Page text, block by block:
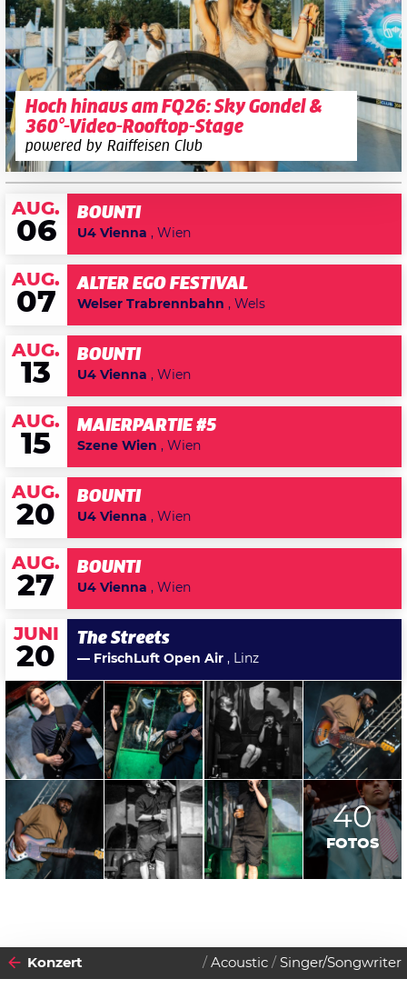
Hoch hinaus am FQ26: Sky Gondel &
360°-Video-Rooftop-Stage
powered by Raiffeisen Club
AUG.
06
BOUNTI
U4 Vienna , Wien
AUG.
07
ALTER EGO FESTIVAL
Welser Trabrennbahn , Wels
AUG.
13
BOUNTI
U4 Vienna , Wien
AUG.
15
MAIERPARTIE #5
Szene Wien , Wien
AUG.
20
BOUNTI
U4 Vienna , Wien
AUG.
27
BOUNTI
U4 Vienna , Wien
JUNI
20
The Streets
— FrischLuft Open Air , Linz
40
FOTOS
Konzert Acoustic Singer/Songwriter